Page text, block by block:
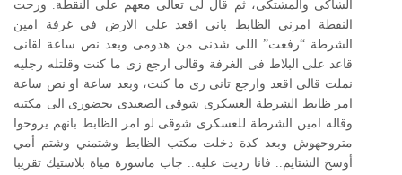
الشاكى والمشتكى، ثم قال لى تعالى معهم على النقطة. ورحت
النقطة امرنى الظابط بانى اقعد على الارض فى غرفة امين
الشرطة “رفعت” اللى شدنى من هدومى وبعد نص ساعة لقانى
قاعد على البلاط فى الغرفة وقالى ارجع زى ما كنت وقلتله رجليه
نملت قالى اقعد وارجع تانى زى ما كنت، وبعد ساعة او نص ساعة
امر ظابط الشرطة العسكرى شوقى الصعيدى بحضورى الى مكتبه
وقاله امين الشرطة للعسكرى شوقى لو امر الظابط بانهم يروحوا
متروحهوش وبعد كدة دخلت مكتب الظابط وشتمني وشتم أمي
أوسخ الشتايم.. فانا رديت عليه.. جاب ماسورة مياة بلاستيك تقريبا